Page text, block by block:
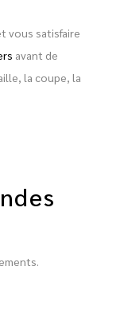
vous satisfaire
avant de
la coupe, la